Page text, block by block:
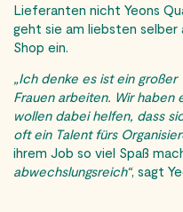
Lieferanten nicht Yeons
geht sie am liebsten
Shop ein.
„Ich denke es ist ein großer
Frauen arbeiten. Wir haben
wollen dabei helfen, dass
oft ein Talent fürs
ihrem Job so viel Spaß
abwechslungsreich“, sagt